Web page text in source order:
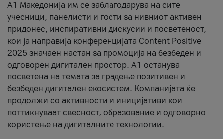
А1 Македонија им се заблагодарува на сите
учесници, панелисти и гости за нивниот активен
придонес, инспиративни дискусии и посветеност,
кои ја направија конференцијата Content Positive
2025 значаен настан за промоција на безбеден и
одговорен дигитален простор. А1 останува
посветена на темата за градење позитивен и
безбеден дигитален екосистем. Компанијата ќе
продолжи со активности и иницијативи кои
поттикнуваат свесност, образование и одговорно
користење на дигиталните технологии.